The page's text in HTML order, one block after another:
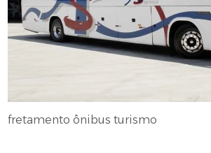
fretamento ônibus turismo